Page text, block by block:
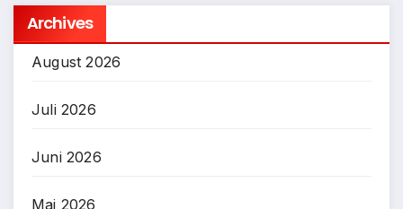
Archives
August 2026
Juli 2026
Juni 2026
Mai 2026